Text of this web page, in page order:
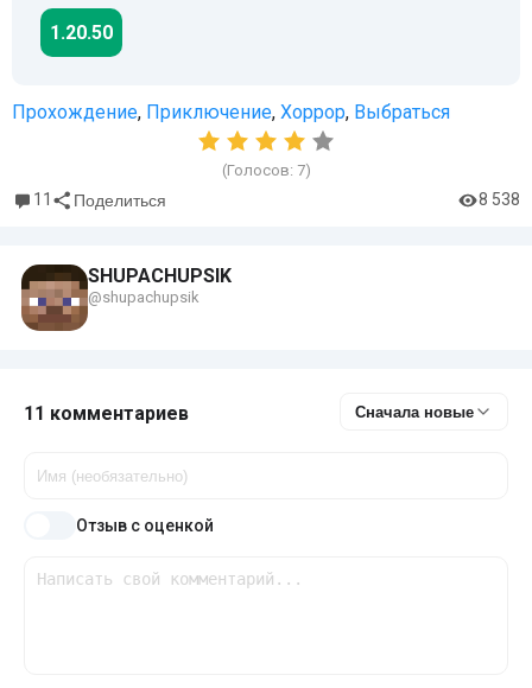
1.20.50
Прохождение, Приключение, Хоррор, Выбраться
(Голосов: 7)
11 Поделиться 8 538
SHUPACHUPSIK
@shupachupsik
11 комментариев Сначала новые
Отзыв с оценкой